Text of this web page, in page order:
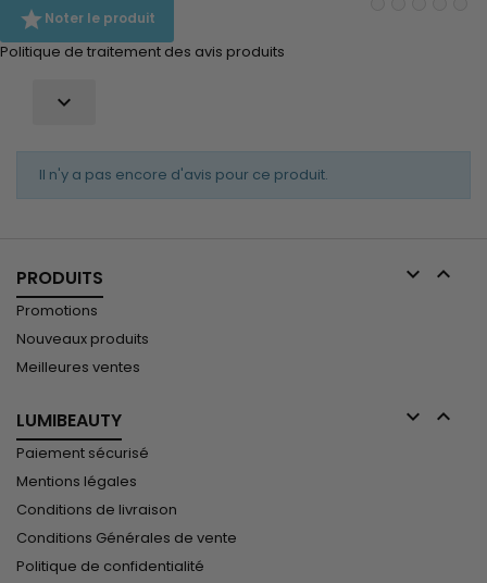
Noter le produit
Politique de traitement des avis produits

Il n'y a pas encore d'avis pour ce produit.
PRODUITS  
Promotions
Nouveaux produits
Meilleures ventes
LUMIBEAUTY  
Paiement sécurisé
Mentions légales
Conditions de livraison
Conditions Générales de vente
Politique de confidentialité